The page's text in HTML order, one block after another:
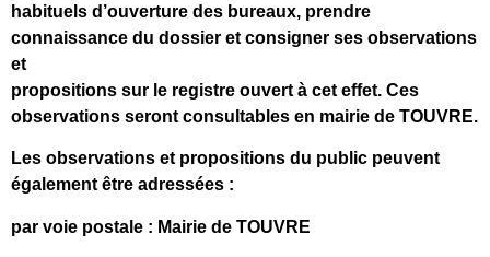
habituels d’ouverture des bureaux, prendre
connaissance du dossier et consigner ses observations
et
propositions sur le registre ouvert à cet effet. Ces
observations seront consultables en mairie de TOUVRE.
Les observations et propositions du public peuvent
également être adressées :
par voie postale : Mairie de TOUVRE